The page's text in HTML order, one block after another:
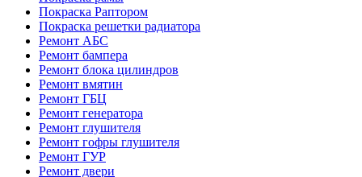
Покраска Раптором
Покраска решетки радиатора
Ремонт АБС
Ремонт бампера
Ремонт блока цилиндров
Ремонт вмятин
Ремонт ГБЦ
Ремонт генератора
Ремонт глушителя
Ремонт гофры глушителя
Ремонт ГУР
Ремонт двери